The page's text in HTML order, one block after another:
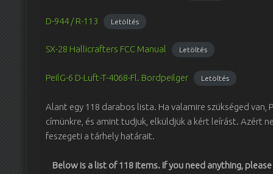
D-944 / R-113 Letöltés
SX-28 Hallicrafters FCC Manual Letöltés
PeilG-6 D-Luft-T-4068-Fl. Bordpeilger Letöltés
Alant egy 118 darabos lista. Ha valamire szükséged van,
címünkre, és amint tudjuk, elküldjük a kért leírást. Azért
feszegeti a tárhely határait.
Below is a list of 118 items. If you need anything,